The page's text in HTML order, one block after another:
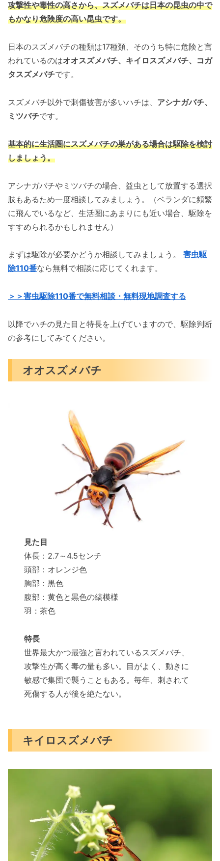
攻撃性や毒性の高さから、スズメバチは日本の昆虫の中で
もかなり危険度の高い昆虫です。
日本のスズメバチの種類は17種類、そのうち特に危険と言
われているのはオオスズメバチ、キイロスズメバチ、コガ
タスズメバチです。
スズメバチ以外で刺傷被害が多いハチは、 アシナガバチ、
ミツバチです。
基本的に生活圏にスズメバチの巣がある場合は駆除を検討
しましょう。
アシナガバチやミツバチの場合、益虫として放置する選択
肢もあるため一度相談してみましょう。（ベランダに頻繁
に飛んでいるなど、生活圏にあまりにも近い場合、駆除を
すすめられるかもしれません）
まずは駆除が必要かどうか相談してみましょう。 害虫駆
除110番なら無料で相談に応じてくれます。
＞＞害虫駆除110番で無料相談・無料現地調査する
以降でハチの見た目と特長を上げていますので、駆除判断
の参考にしてみてください。
オオスズメバチ
見た目
体長：2.7～4.5センチ
頭部：オレンジ色
胸部：黒色
腹部：黄色と黒色の縞模様
羽：茶色
特長
世界最大かつ最強と言われているスズメバチ、
攻撃性が高く毒の量も多い。目がよく、動きに
敏感で集団で襲うこともある。毎年、刺されて
死傷する人が後を絶たない。
キイロスズメバチ